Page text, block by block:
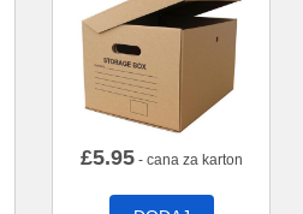
£5.95- cana za karton